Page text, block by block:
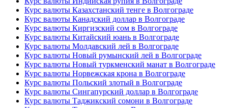
Курс валюты Казахстанский тенге в Волгограде
Курс валюты Канадский доллар в Волгограде
Курс валюты Киргизский сом в Волгограде
Курс валюты Китайский юань в Волгограде
Курс валюты Молдавский лей в Волгограде
Курс валюты Новый румынский лей в Волгограде
Курс валюты Новый туркменский манат в Волгограде
Курс валюты Норвежская крона в Волгограде
Курс валюты Польский злотый в Волгограде
Курс валюты Сингапурский доллар в Волгограде
Курс валюты Таджикский сомони в Волгограде